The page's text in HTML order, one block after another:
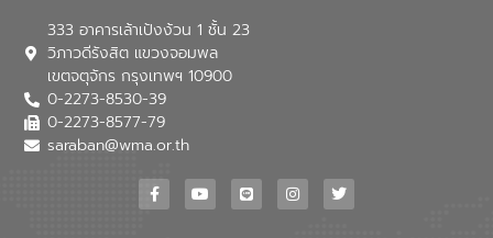
333 อาคารเล้าเป้งง้วน 1 ชั้น 23
วิภาวดีรังสิต แขวงจอมพล
เขตจตุจักร กรุงเทพฯ 10900
0-2273-8530-39
0-2273-8577-79
saraban@wma.or.th